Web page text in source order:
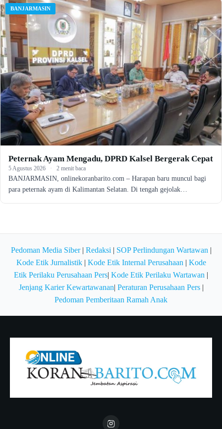
BANJARMASIN
Peternak Ayam Mengadu, DPRD Kalsel Bergerak Cepat
5 Agustus 2026 · 2 menit baca
BANJARMASIN, onlinekoranbarito.com – Harapan baru muncul bagi
para peternak ayam di Kalimantan Selatan. Di tengah gejolak…
Pedoman Media Siber| Redaksi | SOP Perlindungan Wartawan |
Kode Etik Jurnalistik| Kode Etik Internal Perusahaan | Kode
Etik Perilaku Perusahaan Pers| Kode Etik Perilaku Wartawan |
Jenjang Karier Kewartawanan| Peraturan Perusahaan Pers|
Pedoman Pemberitaan Ramah Anak